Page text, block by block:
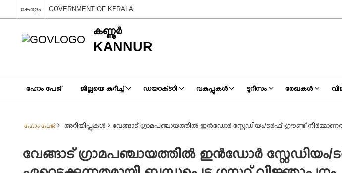
കേരളം GOVERNMENT OF KERALA
കണ്ണൂര്‍
KANNUR
ഹോം പേജ് ജില്ലയെ കുറിച്ച് ഡയറക്‌ടറി വകുപ്പുകള്‍ ടൂറിസം രേഖകള്‍
ഹോം പേജ് അറിയിപ്പുകള്‍ വേങ്ങാട് ഗ്രാമപഞ്ചായത്തിൽ ഇൻഡോർ സ്റ്റേഡിയം/ടർഫ് ഗ്രൗണ്ട്
വേങ്ങാട് ഗ്രാമപഞ്ചായത്തിൽ ഇൻഡോർ സ്റ്റേഡിയം/